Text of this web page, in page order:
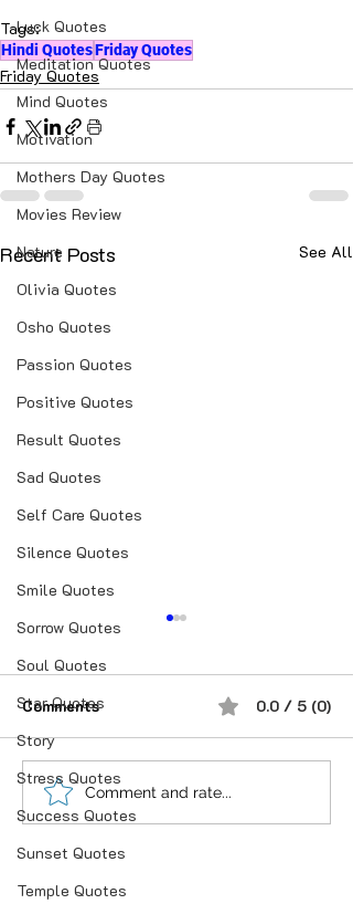
Luck Quotes
Meditation Quotes
Mind Quotes
Motivation
Mothers Day Quotes
Movies Review
Nature
Olivia Quotes
Osho Quotes
Passion Quotes
Positive Quotes
Result Quotes
Sad Quotes
Self Care Quotes
Silence Quotes
Smile Quotes
Sorrow Quotes
Soul Quotes
Star Quotes
Story
Stress Quotes
Success Quotes
Sunset Quotes
Temple Quotes
Tags:
Hindi QuotesFriday Quotes
Friday Quotes
Recent Posts See All
हल्की फुल्की सी है ज़िंदगी.।बोझ
तो ख्वाहिशों का हैं..।।
Comments 0.0 / 5 (0)
Comment and rate...